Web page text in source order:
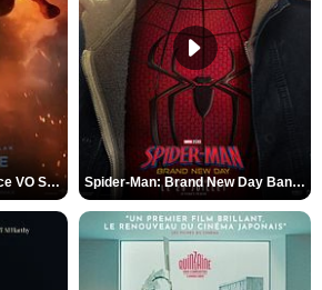
L'Odyssée Bande-annonce VO STFR Spider-Man: Brand New Day Bande-annonce VO STFR